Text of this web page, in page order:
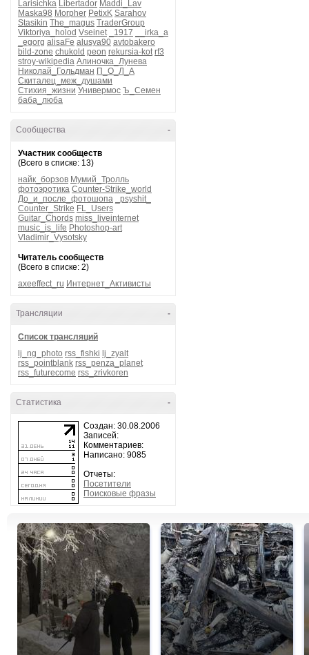
Larisichka Libertador Maddi_Lav
Maska98 Morpher PetixK Sarahov
Stasikin The_magus TraderGroup
Viktoriya_holod Vseinet _1917
__irka_a
_egorg alisaFe alusya90 avtobakero
bild-zone chukold peon rekursia-kot rf3
stroy-wikipedia Алиночка_Лунева
Николай_Гольдман П_О_Л_А
Скиталец_меж_душами
Стихия_жизни Универмос Ъ_Семен
баба_люба
-
Сообщества
Участник сообществ
(Всего в списке: 13)
найк_борзов Мумий_Тролль
фотоэротика Counter-Strike_world
До_и_после_фотошопа
_psyshit_
Counter_Strike FL_Users
Guitar_Chords miss_liveinternet
music_is_life Photoshop-art
Vladimir_Vysotsky
Читатель сообществ
(Всего в списке: 2)
axeeffect_ru Интернет_Активисты
-
Трансляции
Список трансляций
lj_ng_photo rss_fishki lj_zyalt
rss_pointblank rss_penza_planet
rss_futurecome rss_zrivkoren
-
Статистика
Создан: 30.08.2006
Записей:
Комментариев:
Написано: 9085
Отчеты:
Посетители
Поисковые фразы